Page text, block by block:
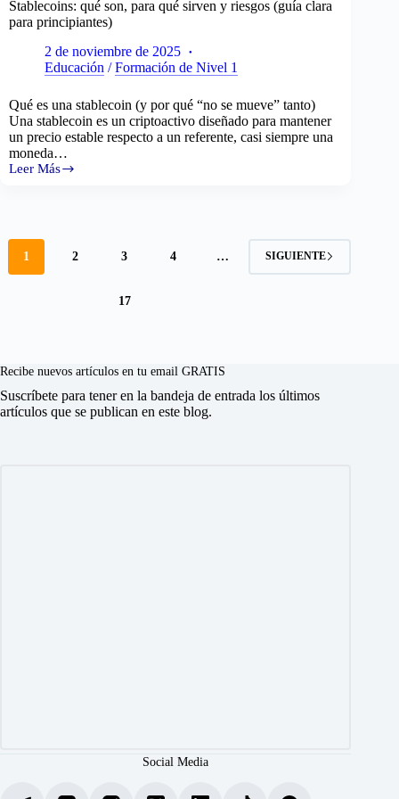
Stablecoins: qué son, para qué sirven y riesgos (guía clara
para principiantes)
2 de noviembre de 2025
Educación /Formación de Nivel 1
Qué es una stablecoin (y por qué “no se mueve” tanto)
Una stablecoin es un criptoactivo diseñado para mantener
un precio estable respecto a un referente, casi siempre una
moneda…
Leer Más
Stablecoins:
sirven
1 2 3 4 …
17
SIGUIENTE
Recibe nuevos artículos en tu email GRATIS
Suscríbete para tener en la bandeja de entrada los últimos
artículos que se publican en este blog.
Social Media